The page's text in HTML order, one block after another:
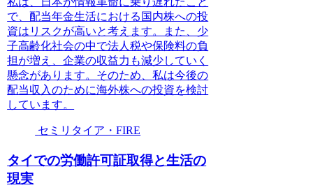
で、配当年金生活における国内株への投
資はリスクが高いと考えます。また、少
子高齢化社会の中で法人税や保険料の負
担が増え、企業の収益力も減少していく
懸念があります。そのため、私は今後の
配当収入のために海外株への投資を検討
しています。
セミリタイア・FIRE
タイでの労働許可証取得と生活の
現実